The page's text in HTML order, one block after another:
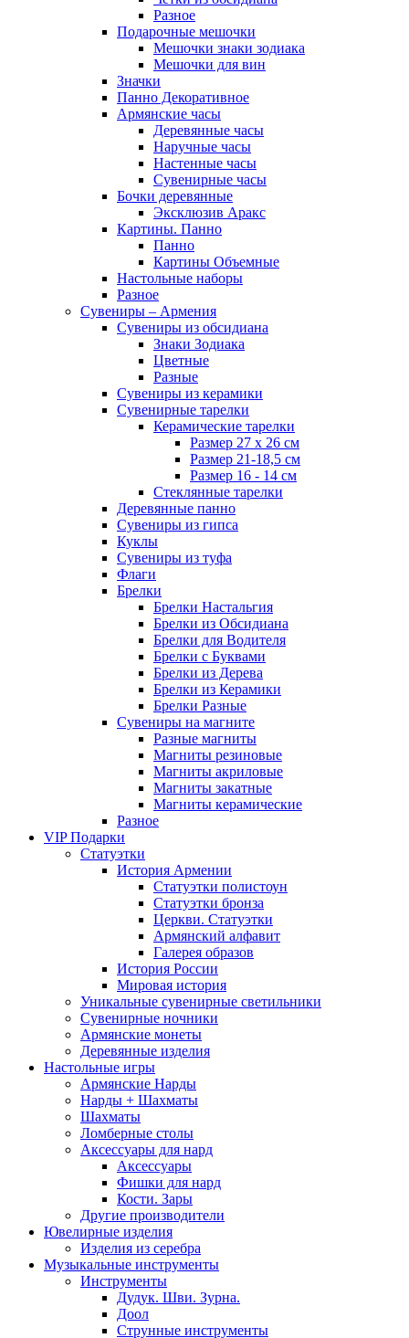
Разное
Подарочные мешочки
Мешочки знаки зодиака
Мешочки для вин
Значки
Панно Декоративное
Армянские часы
Деревянные часы
Наручные часы
Настенные часы
Сувенирные часы
Бочки деревянные
Эксклюзив Аракс
Картины. Панно
Панно
Картины Объемные
Настольные наборы
Разное
Сувениры – Армения
Сувениры из обсидиана
Знаки Зодиака
Цветные
Разные
Сувениры из керамики
Сувенирные тарелки
Керамические тарелки
Размер 27 х 26 см
Размер 21-18,5 см
Размер 16 - 14 см
Стеклянные тарелки
Деревянные панно
Сувениры из гипса
Куклы
Сувениры из туфа
Флаги
Брелки
Брелки Настальгия
Брелки из Обсидиана
Брелки для Водителя
Брелки с Буквами
Брелки из Дерева
Брелки из Керамики
Брелки Разные
Сувениры на магните
Разные магниты
Магниты резиновые
Магниты акриловые
Магниты закатные
Магниты керамические
Разное
VIP Подарки
Статуэтки
История Армении
Статуэтки полистоун
Статуэтки бронза
Церкви. Статуэтки
Армянский алфавит
Галерея образов
История России
Мировая история
Уникальные сувенирные светильники
Сувенирные ночники
Армянские монеты
Деревянные изделия
Настольные игры
Армянские Нарды
Нарды + Шахматы
Шахматы
Ломберные столы
Аксессуары для нард
Аксессуары
Фишки для нард
Кости. Зары
Другие производители
Ювелирные изделия
Изделия из серебра
Музыкальные инструменты
Инструменты
Дудук. Шви. Зурна.
Доол
Струнные инструменты